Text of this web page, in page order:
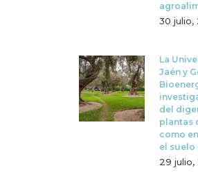
30 julio,
La
Jaén y
del
plantas
como
el suelo
29 julio,